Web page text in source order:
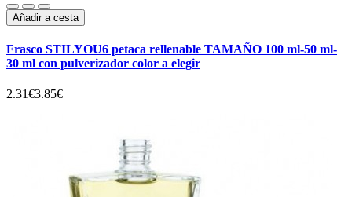
Añadir a cesta
Frasco STILYOU6 petaca rellenable TAMAÑO 100 ml-50 ml-
30 ml con pulverizador color a elegir
2.31€3.85€